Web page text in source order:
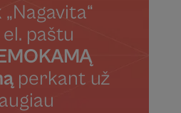
paštu
perkant už